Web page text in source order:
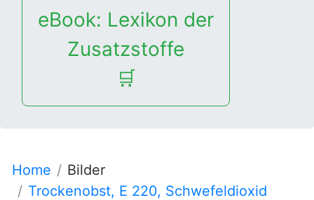
eBook: Lexikon der
Zusatzstoffe
🛒
Home
Bilder
Trockenobst, E 220, Schwefeldioxid